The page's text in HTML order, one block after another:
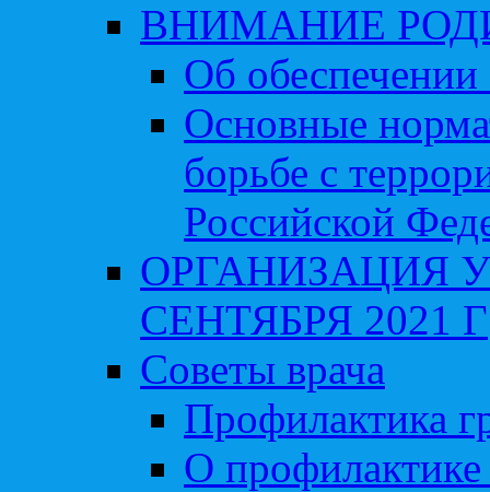
ВНИМАНИЕ
Об обеспечении
Основные
борьбе с
Российской
ОРГАНИЗАЦИЯ
СЕНТЯБРЯ 2021 Г
Советы врача
Профилактика
О профилактике